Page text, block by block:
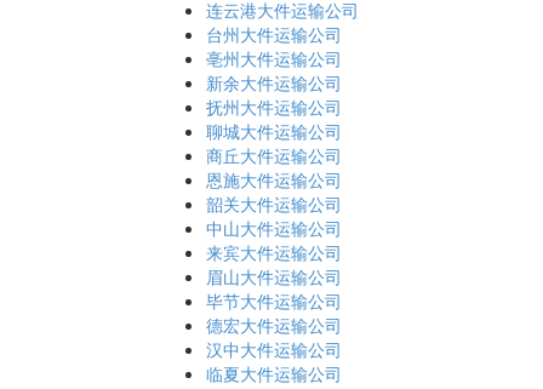
连云港大件运输公司
台州大件运输公司
亳州大件运输公司
新余大件运输公司
抚州大件运输公司
聊城大件运输公司
商丘大件运输公司
恩施大件运输公司
韶关大件运输公司
中山大件运输公司
来宾大件运输公司
眉山大件运输公司
毕节大件运输公司
德宏大件运输公司
汉中大件运输公司
临夏大件运输公司